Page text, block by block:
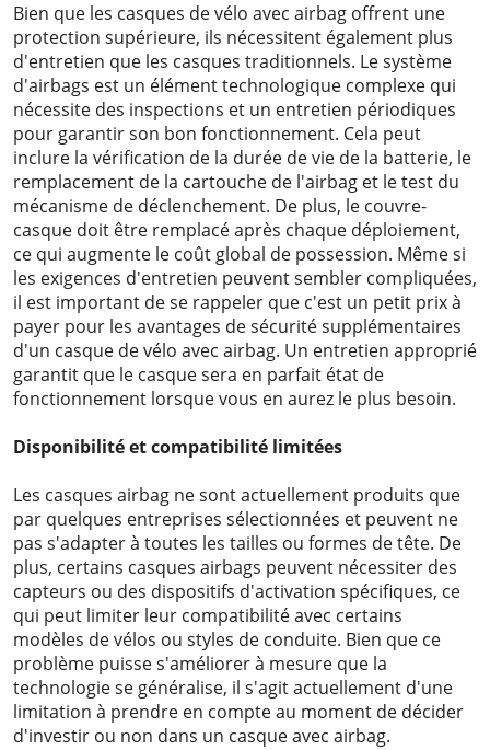
Bien que les casques de vélo avec airbag offrent une
protection supérieure, ils nécessitent également plus
d'entretien que les casques traditionnels. Le système
d'airbags est un élément technologique complexe qui
nécessite des inspections et un entretien périodiques
pour garantir son bon fonctionnement. Cela peut
inclure la vérification de la durée de vie de la batterie, le
remplacement de la cartouche de l'airbag et le test du
mécanisme de déclenchement. De plus, le couvre-
casque doit être remplacé après chaque déploiement,
ce qui augmente le coût global de possession. Même si
les exigences d'entretien peuvent sembler compliquées,
il est important de se rappeler que c'est un petit prix à
payer pour les avantages de sécurité supplémentaires
d'un casque de vélo avec airbag. Un entretien approprié
garantit que le casque sera en parfait état de
fonctionnement lorsque vous en aurez le plus besoin.
Disponibilité et compatibilité limitées
Les casques airbag ne sont actuellement produits que
par quelques entreprises sélectionnées et peuvent ne
pas s'adapter à toutes les tailles ou formes de tête. De
plus, certains casques airbags peuvent nécessiter des
capteurs ou des dispositifs d'activation spécifiques, ce
qui peut limiter leur compatibilité avec certains
modèles de vélos ou styles de conduite. Bien que ce
problème puisse s'améliorer à mesure que la
technologie se généralise, il s'agit actuellement d'une
limitation à prendre en compte au moment de décider
d'investir ou non dans un casque avec airbag.